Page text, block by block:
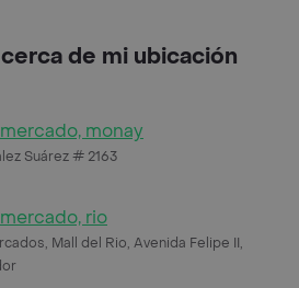
de mi ubicación
monay
Suárez # 2163
rio
Mall del Rio, Avenida Felipe II,